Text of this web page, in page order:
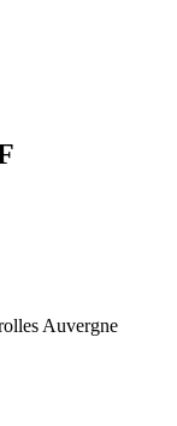
Auvergne